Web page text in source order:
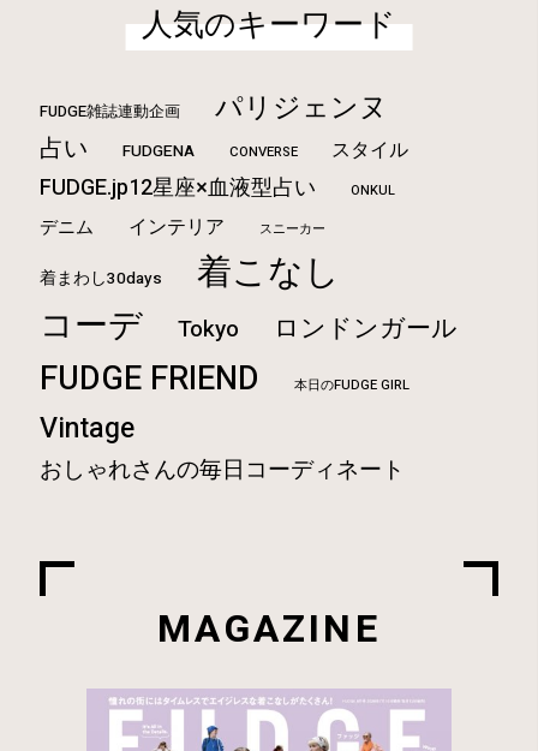
人気のキーワード
FUDGE雑誌連動企画 パリジェンヌ
占い FUDGENA CONVERSE スタイル
FUDGE.jp12星座×血液型占い ONKUL
デニム インテリア スニーカー
着まわし30days 着こなし
コーデ Tokyo ロンドンガール
FUDGE FRIEND 本日のFUDGE GIRL
Vintage
おしゃれさんの毎日コーディネート
MAGAZINE